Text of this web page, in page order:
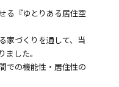
る『ゆとりある居住空
家づくりを通して、当
した。
での機能性・居住性の